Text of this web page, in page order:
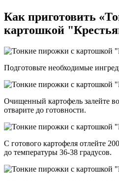
Как приготовить
картошкой
Подготовьте необходимые
Очищенный картофель залейте
отварите до готовности.
С готового картофеля отлейте
до температуры 36-38 градусов.